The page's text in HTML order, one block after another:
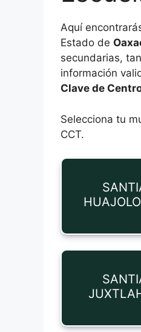
Aquí
Estado de
secundarias,
información
Clave de
Selecciona tu
CCT.